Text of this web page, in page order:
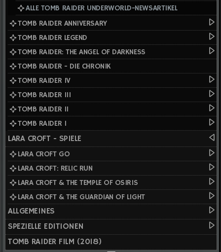
ALLE TOMB RAIDER UNDERWORLD-NEWSARTIKEL
TOMB RAIDER ANNIVERSARY
TOMB RAIDER LEGEND
TOMB RAIDER: THE ANGEL OF DARKNESS
TOMB RAIDER - DIE CHRONIK
TOMB RAIDER IV
TOMB RAIDER III
TOMB RAIDER II
TOMB RAIDER I
LARA CROFT - SPIELE
LARA CROFT GO
LARA CROFT: RELIC RUN
LARA CROFT & THE TEMPLE OF OSIRIS
LARA CROFT & THE GUARDIAN OF LIGHT
ALLGEMEINES
SPEZIELLE EDITIONEN
TOMB RAIDER FILM (2018)